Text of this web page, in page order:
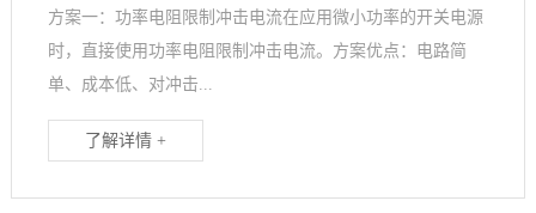
方案一：功率电阻限制冲击电流在应用微小功率的开关电源
时，直接使用功率电阻限制冲击电流。方案优点：电路简
单、成本低、对冲击...
了解详情 +